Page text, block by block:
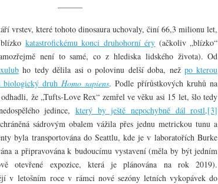
———
vrstev, které tohoto dinosaura uchovaly, činí 66,3 milionu let,
katastrofickému konci druhohorní éry (ačkoliv „blízko“
není to samé, co z hlediska lidského života). Od
ho tedy dělila asi o polovinu delší doba, nežpo kterou
biologický druhHomo sapiens. Podle přírůstkových kruhů na
že „Tufts-Love Rex“ zemřel ve věku asi 15 let, šlo tedy
jedince,který by ještě nepochybně dál rostl.[3]
sádrovým obalem vážila přes jednu metrickou tunu a
byla transportována do Seattlu, kde je v laboratořích Burke
a připravována k budoucímu vystavení (měla by být jedním
otevřené expozice, která je plánována na rok 2019).
v letošním roce v rámci nové sezóny letních vykopávek do